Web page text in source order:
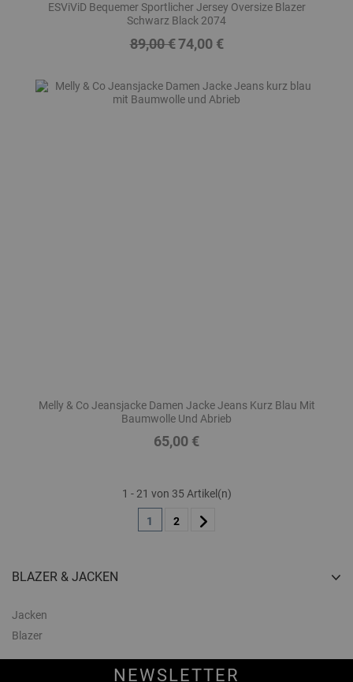
ESViViD Bequemer Sportlicher Jersey Oversize Blazer
Schwarz Black 2074
Regulärer
89,00 € Preis
74,00 €
Melly & Co Jeansjacke Damen Jacke Jeans Kurz Blau Mit
Baumwolle Und Abrieb
Preis
65,00 €
1 - 21 von 35 Artikel(n)
1 2
BLAZER & JACKEN
Jacken
Blazer
NEWSLETTER